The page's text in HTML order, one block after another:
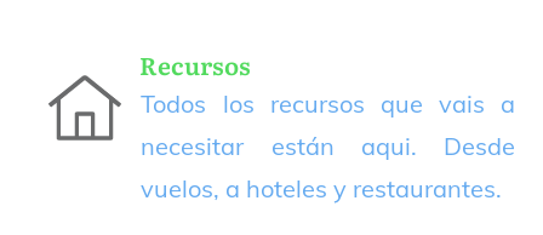
Recursos
Todos los recursos que vais a
necesitar están aqui. Desde
vuelos, a hoteles y restaurantes.